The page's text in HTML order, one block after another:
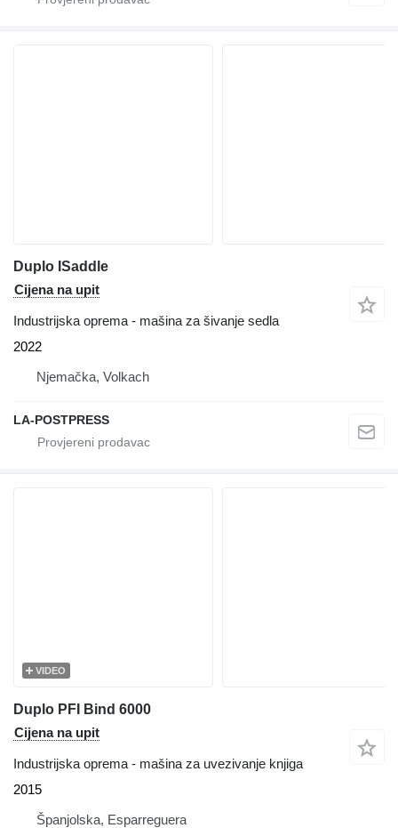
Duplo ISaddle
Cijena na upit
Industrijska oprema - mašina za šivanje sedla
2022
Njemačka, Volkach
LA-POSTPRESS
VIDEO
Duplo PFI Bind 6000
Cijena na upit
Industrijska oprema - mašina za uvezivanje knjiga
2015
Španjolska, Esparreguera